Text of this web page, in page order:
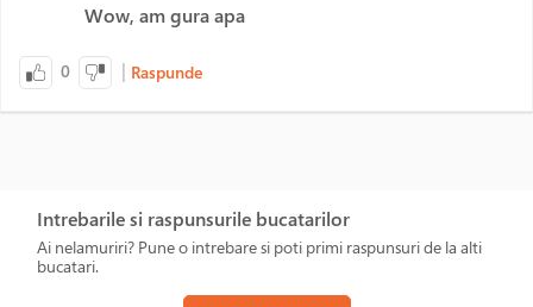
Wow, am gura apa
0 | Raspunde
Intrebarile si raspunsurile bucatarilor
Ai nelamuriri? Pune o intrebare si poti primi raspunsuri de la alti
bucatari.